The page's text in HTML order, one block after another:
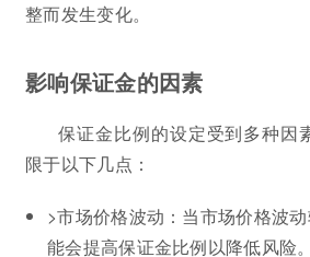
整而发生变化。
影响保证金的因素
保证金比例的设定受到多种因
限于以下几点：
>市场价格波动：当市场价格波
能会提高保证金比例以降低风险。